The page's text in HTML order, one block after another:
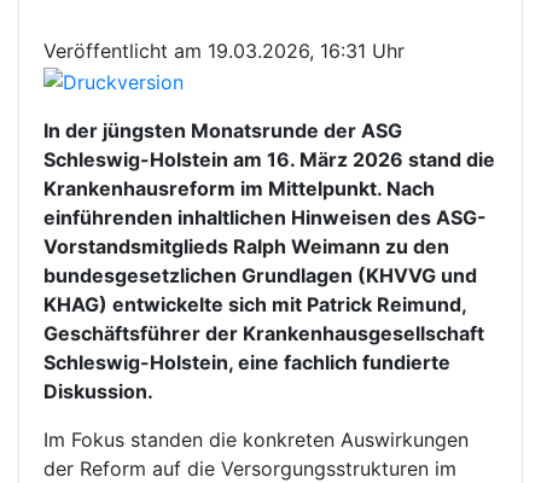
Veröffentlicht am 19.03.2026, 16:31 Uhr
In der jüngsten Monatsrunde der ASG
Schleswig-Holstein am 16. März 2026 stand die
Krankenhausreform im Mittelpunkt. Nach
einführenden inhaltlichen Hinweisen des ASG-
Vorstandsmitglieds Ralph Weimann zu den
bundesgesetzlichen Grundlagen (KHVVG und
KHAG) entwickelte sich mit Patrick Reimund,
Geschäftsführer der Krankenhausgesellschaft
Schleswig-Holstein, eine fachlich fundierte
Diskussion.
Im Fokus standen die konkreten Auswirkungen
der Reform auf die Versorgungsstrukturen im